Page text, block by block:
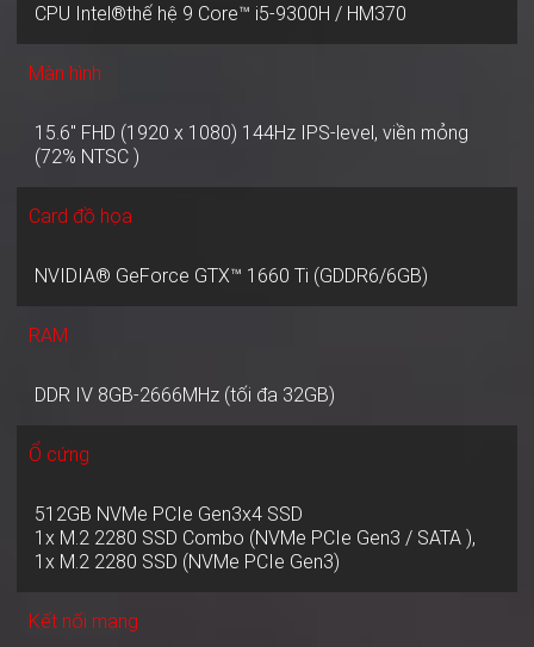
CPU Intel®thế hệ 9 Core™ i5-9300H / HM370
Màn hình
15.6" FHD (1920 x 1080) 144Hz IPS-level, viền mỏng
(72% NTSC )
Card đồ họa
NVIDIA® GeForce GTX™ 1660 Ti (GDDR6/6GB)
RAM
DDR IV 8GB-2666MHz (tối đa 32GB)
Ổ cứng
512GB NVMe PCIe Gen3x4 SSD
1x M.2 2280 SSD Combo (NVMe PCIe Gen3 / SATA ),
1x M.2 2280 SSD (NVMe PCIe Gen3)
Kết nối mạng